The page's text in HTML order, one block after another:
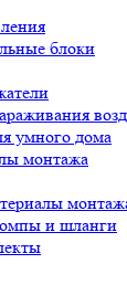
блоки
умного дома
монтажа
и шланги